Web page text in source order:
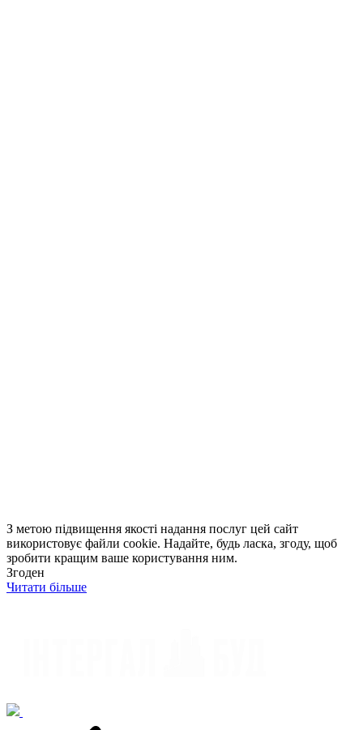
З метою підвищення якості надання послуг цей сайт
використовує файли cookie. Надайте, будь ласка, згоду, щоб
зробити кращим ваше користування ним.
Згоден
Читати більше